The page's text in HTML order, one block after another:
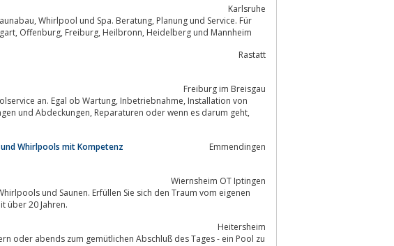
Karls­ruhe
Karlsruhe, Baden-Baden, Pforzheim, Rastatt, Landau, Stuttgart, Offenburg, Freiburg, Heilbronn, Heidelberg und Mannheim
Rastatt
Freiburg im Breisgau
Inbetriebnahme, Installation von
Whirlpools mit Kompetenz
Emmendingen
Wiernsheim OT Iptingen
über 20 Jahren.
Heitersheim